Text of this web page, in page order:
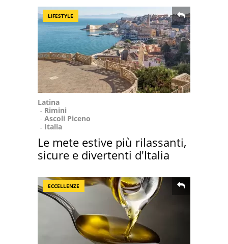
LIFESTYLE
Latina
Rimini
Ascoli Piceno
Italia
Le mete estive più rilassanti,
sicure e divertenti d'Italia
ECCELLENZE